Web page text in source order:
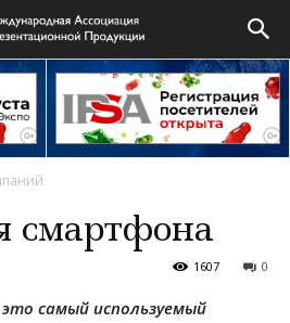
смартфона
0
1607
самый используемый